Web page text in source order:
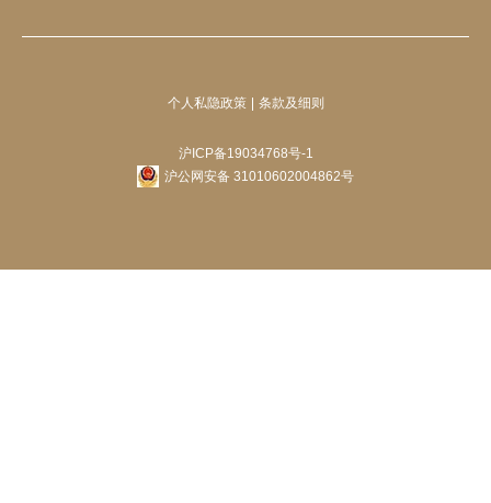
个人私隐政策 条款及细则
沪ICP备19034768号-1
沪公网安备 31010602004862号